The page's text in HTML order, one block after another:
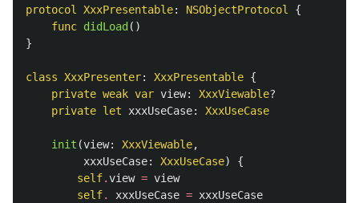
protocol XxxPresentable: NSObjectProtocol
{
func didLoad ()
}
class XxxPresenter: XxxPresentable {
private weak var view: XxxViewable?
private let xxxUseCase: XxxUseCase
init (view: XxxViewable,
xxxUseCase: XxxUseCase)
{
self.view = view
self. xxxUseCase = xxxUseCase